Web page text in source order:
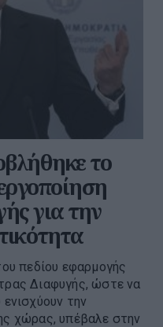
το
για την
πεδίου εφαρμογής
Διαφυγής, ώστε να
την
χώρας, υπέβαλε στην